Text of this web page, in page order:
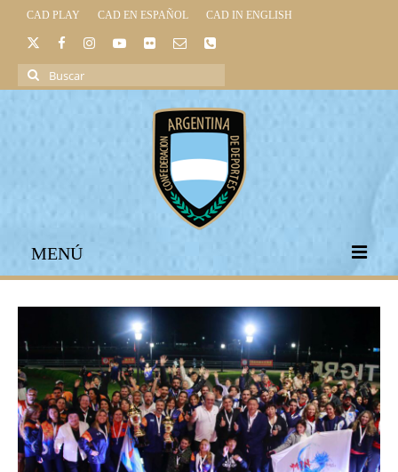
CAD PLAY CAD EN ESPAÑOL CAD IN ENGLISH
Buscar
por:
MENÚ
INICIO
INSTITUCIONAL
LEGISLACIÓN DEPORTIVA
UNIVERSO CAD
NOTICIAS